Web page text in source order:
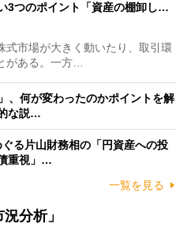
3つのポイント「資産の棚卸し…
市場が大きく動いたり、取引環
がある。一方…
、何が変わったのかポイントを解
な説…
ぐる片山財務相の「円資産への投
重視」…
一覧を見る
分析」